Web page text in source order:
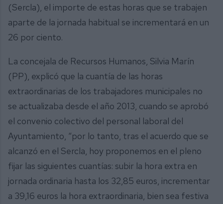
(Sercla), el importe de estas horas que se trabajen
aparte de la jornada habitual se incrementará en un
26 por ciento.
La concejala de Recursos Humanos, Silvia Marín
(PP), explicó que la cuantía de las horas
extraordinarias de los trabajadores municipales no
se actualizaba desde el año 2013, cuando se aprobó
el convenio colectivo del personal laboral del
Ayuntamiento, “por lo tanto, tras el acuerdo que se
alcanzó en el Sercla, hoy proponemos en el pleno
fijar las siguientes cuantías: subir la hora extra en
jornada ordinaria hasta los 32,85 euros, incrementar
a 39,16 euros la hora extraordinaria, bien sea festiva